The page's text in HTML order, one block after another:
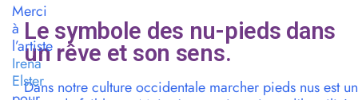
Le symbole des nu-pieds dans
un rêve et son sens.
Dans notre culture occidentale marcher pieds nus est un
Merci
à
l’artiste
Irena
Elster